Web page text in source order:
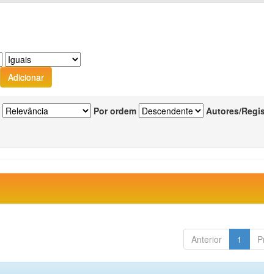
Por ordem Autores/
Anterior 1